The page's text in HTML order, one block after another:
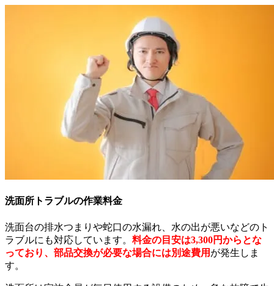
洗面所トラブルの作業料金
洗面台の排水つまりや蛇口の水漏れ、水の出が悪いなどのト
ラブルにも対応しています。 料金の目安は3,300円からとな
っており、部品交換が必要な場合には別途費用 が発生しま
す。